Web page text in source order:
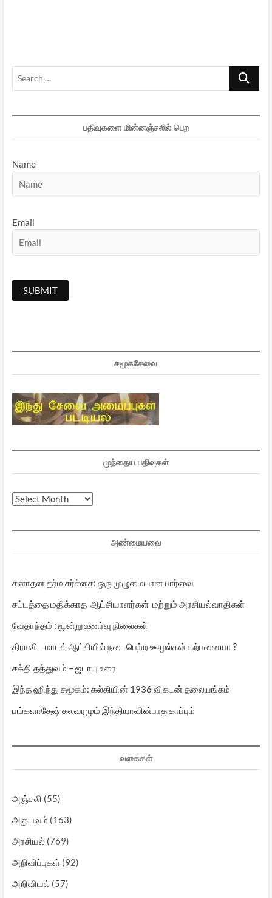
மனோபாவம்!
Search
பதிவுகளை மின்னஞ்சலில் பெற
Name
Email
சமூகசேவை
முந்தைய பதிவுகள்
முந்தைய
அண்மையவை
சனாதன தர்ம சர்ச்சை: ஒரு முழுமையான பார்வை
சட்டத்தை மதிக்காத ஆட்சியாளர்கள் மற்றும் அரசியல்வாதிகள்
வேதாந்தம் : மூன்று உணர்வு நிலைகள்
திராவிட மாடல் ஆட்சியில் நடைபெற்ற ஊழல்கள் கற்பனையா ?
சக்தி தத்துவம் – ஜடாயு உரை
இந்த ஹிந்து சமூகம்: கல்கியின் 1936 விகடன் தலையங்கம்
பங்களாதேஷ் கலவரமும் இந்தியாவின்பாதுகாப்பும்
வகைகள்
அஞ்சலி (55)
அனுபவம் (163)
அரசியல்(769)
அறிவிப்புகள்(92)
அறிவியல்(57)